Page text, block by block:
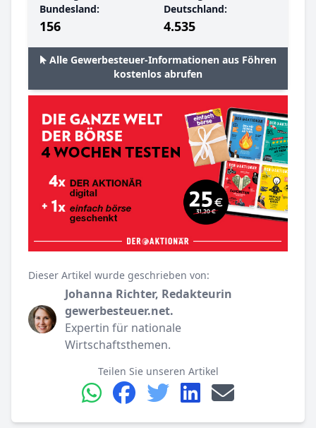
Bundesland:
156
Deutschland:
4.535
Alle Gewerbesteuer-Informationen aus Föhren
kostenlos abrufen
Dieser Artikel wurde geschrieben von:
Johanna Richter, Redakteurin
gewerbesteuer.net.
Expertin für nationale
Wirtschaftsthemen.
Teilen Sie unseren Artikel